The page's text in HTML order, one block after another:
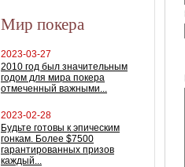
Мир покера
2023-03-27
2010 год был значительным
годом для мира покера
отмеченный важными...
2023-02-28
Будьте готовы к эпическим
гонкам. Более $7500
гарантированных призов
каждый...